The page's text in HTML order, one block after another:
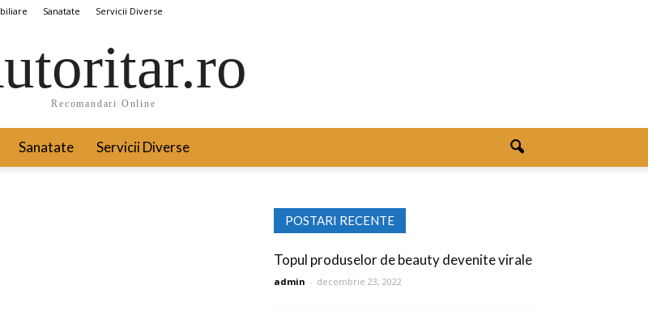
Sanatate Servicii Diverse
Recomandari Online
Sanatate Servicii Diverse
POSTARI RECENTE
Topul produselor de beauty devenite virale
admin - decembrie 23, 2022